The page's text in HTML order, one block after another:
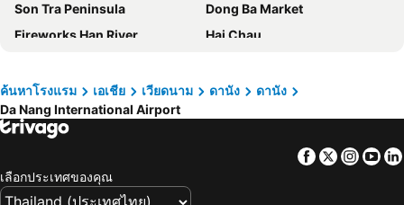
Avora Hotel
M Hotel Danang
Belle Maison Parosand Danang Hotel
Palazzo Da Nang Beach Hotel
Royal Lotus Hotel Danang
HAIAN Riverfront Hotel Da Nang
Seahorse Signature Danang Hotel By Haviland
Estrella Boutique Hotel
Hanami Hotel Danang
Zalo Sea Hotel Da Nang
Palazzo Boutique Hotel
Son Tra Peninsula
Dong Ba Market
Fireworks Han River
Hai Chau
Japanese Bridge
Old house of Tan Ky
Chan May Port
Tu Duc Tomb
Chu Lai International Airport
ค้นหาโรงแรม เอเชีย เวียดนาม ดานัง
ดานัง
Da Nang International Airport
Facebook
Twitter
เลือกประเทศของคุณ